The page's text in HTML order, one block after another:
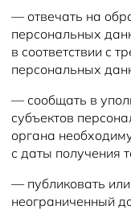
— отвечать на
персональных
в соответствии с
персональных
— сообщать в
субъектов
органа
с даты получения
— публиковать
неограниченный